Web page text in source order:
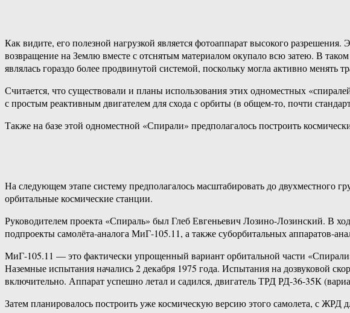
Как видите, его полезной нагрузкой является фотоаппарат высокого
возвращение на Землю вместе с отснятым материалом окупало всю затею. В
являлась гораздо более продвинутой системой, поскольку могла активно менять
Считается, что существовали и планы использования этих одноместных
с простым реактивным двигателем для схода с орбиты (в общем-то, почти
Также на базе этой одноместной «Спирали» предполагалось построить
На следующем этапе систему предполагалось масштабировать до двухместного
орбитальные космические станции.
Руководителем проекта «Спираль» был Глеб Евгеньевич Лозино-Лозинский. В
подпроекты самолёта-аналога МиГ-105.11, а также суборбитальных
МиГ-105.11 — это фактически упрощенный вариант орбитальной части
Наземные испытания начались 2 декабря 1975 года. Испытания на дозвуковой
включительно. Аппарат успешно летал и садился, двигатель ТРД РД-36-35К
Затем планировалось построить уже космическую версию этого самолета, с ЖРД